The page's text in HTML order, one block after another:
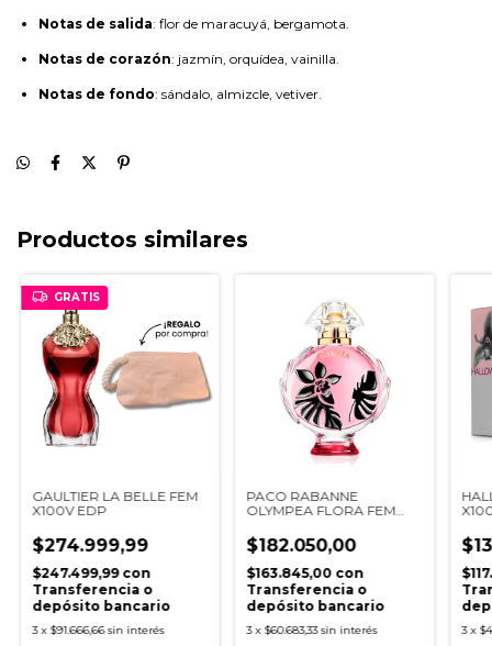
Notas de salida: flor de maracuyá, bergamota.
Notas de corazón: jazmín, orquídea, vainilla.
Notas de fondo: sándalo, almizcle, vetiver.
Productos similares
GRATIS
GAULTIER LA BELLE FEM
X100V EDP
$274.999,99
$247.499,99 con
Transferencia o
depósito bancario
3 x $91.666,66 sin interés
PACO RABANNE
OLYMPEA FLORA FEM
$182.050,00
$163.845,00 con
Transferencia o
depósito bancario
3 x $60.683,33 sin interés 3 x